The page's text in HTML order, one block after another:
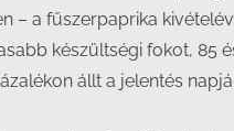
– a fűszerpaprika
készültségi fokot,
állt a jelentés